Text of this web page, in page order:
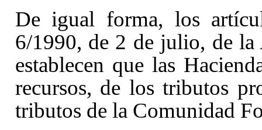
De igual forma, los
6/1990, de 2 de julio, de
establecen que las
recursos, de los tributos
tributos de la Comunidad